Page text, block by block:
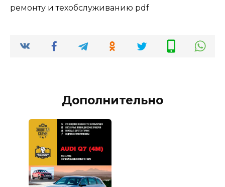
ремонту и техобслуживанию pdf
Дополнительно